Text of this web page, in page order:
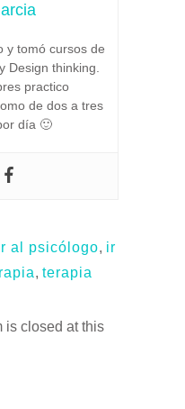
y tomó cursos de
Design thinking.
practico
de dos a tres
día 🙂
al psicólogo, ir
, terapia
is closed at this